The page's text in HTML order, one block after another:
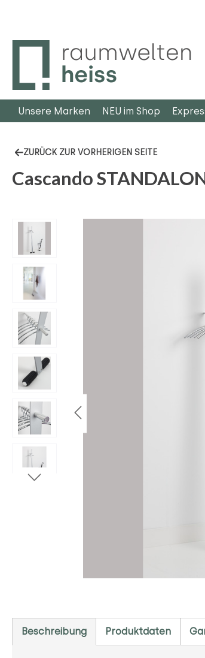
Unsere Marken NEU im Shop
ZURÜCK ZUR VORHERIGEN SEITE
Cascando
Bildergalerie überspringen
Beschreibung Produktdaten